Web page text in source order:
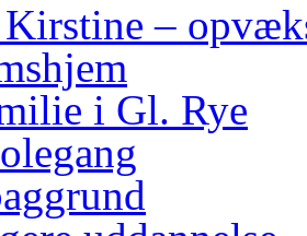
–
i Gl. Rye